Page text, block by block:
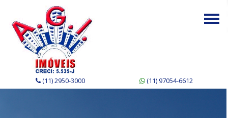
(11) 2950-3000 (11) 97054-6612